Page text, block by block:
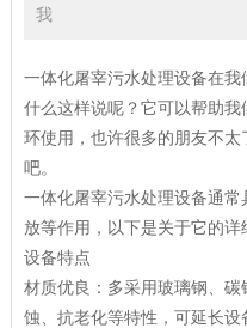
我
一体化屠宰污水处理设备在
什么这样说呢？它可以帮助
环使用，也许很多的朋友不
吧。
一体化屠宰污水处理设备通
放等作用，以下是关于它的详
设备特点
材质优良：多采用玻璃钢、
蚀、抗老化等特性，可延长设